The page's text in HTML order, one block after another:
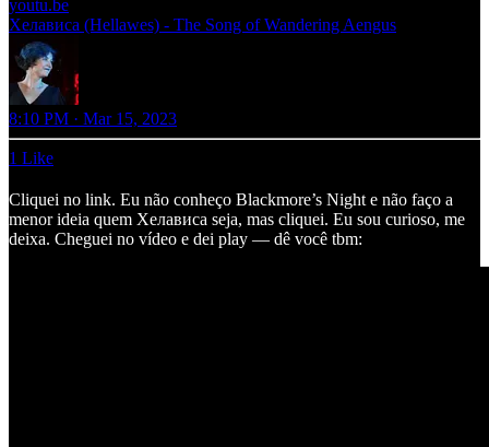
youtu.be
Хелависа (Hellawes) - The Song of Wandering Aengus
8:10 PM · Mar 15, 2023
1 Like
Cliquei no link. Eu não conheço Blackmore’s Night e não faço a
menor ideia quem Хелависа seja, mas cliquei. Eu sou curioso, me
deixa. Cheguei no vídeo e dei play — dê você tbm: